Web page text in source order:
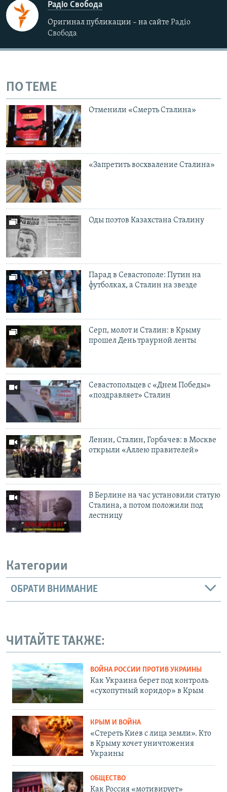
Радіо Свобода
Оригинал публикации – на сайте Радіо
Свобода
ПО ТЕМЕ
Отменили «Смерть Сталина»
«Запретить восхваление Сталина»
Оды поэтов Казахстана Сталину
Парад в Севастополе: Путин на
футболках, а Сталин на звезде
Серп, молот и Сталин: в Крыму
прошел День траурной ленты
Севастопольцев с «Днем Победы»
«поздравляет» Сталин
Ленин, Сталин, Горбачев: в Москве
открыли «Аллею правителей»
В Берлине на час установили статую
Сталина, а потом положили под
лестницу
Категории
ОБРАТИ ВНИМАНИЕ
ЧИТАЙТЕ ТАКЖЕ:
ВОЙНА РОССИИ ПРОТИВ УКРАИНЫ
Как Украина берет под контроль
«сухопутный коридор» в Крым
КРЫМ И ВОЙНА
«Стереть Киев с лица земли». Кто
в Крыму хочет уничтожения
Украины
ОБЩЕСТВО
Как Россия «мотивирует»